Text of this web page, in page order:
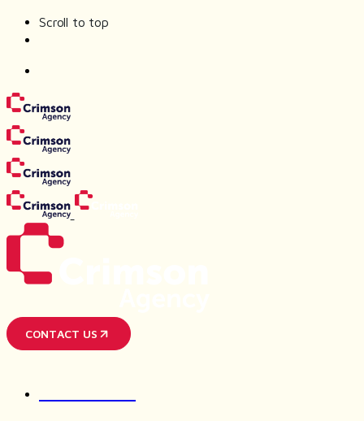
Scroll to top
Skip
content
CONTACT US